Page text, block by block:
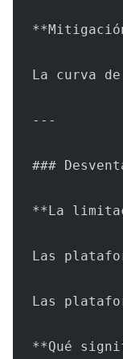
La curva
---
###
**La
Las
Las
**Qué